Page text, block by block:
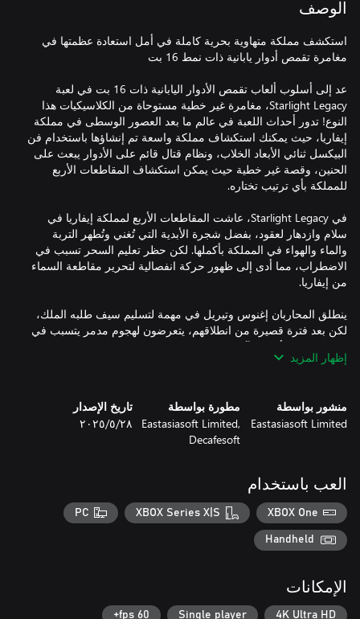
الوصف
استكشف مملكة متهاوية بحرية كاملة في أمل استعادة عظمتها في
عد إلى أسلوب ألعاب تقمص الأدوار اليابانية ذات 16 بت في لعبة
Starlight Legacy، مغامرة غير خطية مستوحاة من الكلاسيكيات هذا
النوع! تدور أحداث اللعبة في عالم ما بعد العصور الوسطى في مملكة
إيفاريا، حيث يمكنك استكشاف مملكة واسعة تم إنشاؤها باستخدام فن
البيكسل ثنائي الأبعاد الخلاب، ونظام قتال قائم على الأدوار يبعث على
الحنين، وقصة غير خطية حيث يمكن استكشاف المقاطعات الأربع
في Starlight Legacy، عاشت المقاطعات الأربع لمملكة إيفاريا في
سلام وازدهار لعقود، بفضل شجرة الأبدية التي تُغني وتُطهر التربة
والماء والهواء في المملكة بأكملها. لكن حظر تعليم السحر تسبب في
الاضطراب، مما أدى إلى ظهور حركة انفصالية لتحرير مقاطعة السماء
ينطلق المحاربان إغنوس وتيريل في مهمة لتسليم سيف طلبه الملك،
لكن بعد فترة قصيرة من انطلاقهم، يتعرضون لهجوم مدمر يتسبب في
ذبول شجرة الأبدية. الآن يواجه إغنوس وتيريل مهمة استعادة شجرة
الأبدية لإنقاذ المملكة. وهكذا تبدأ رحلة عظيمة عبر عالم خيالي مترابط
إظهار المزيد
منشور بواسطة
Eastasiasoft Limited
مطورة بواسطة
Eastasiasoft Limited,
Decafesoft
تاريخ الإصدار
٢٨‏/٥‏/٢٠٢٥
العب باستخدام
XBOX One
XBOX Series X|S
PC
Handheld
الإمكانات
4K Ultra HD
Single player
60 fps+